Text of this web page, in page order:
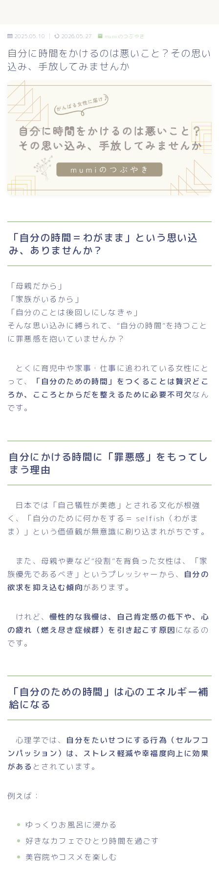
2025.05.10 2026.05.27 mumiのつぶやき
自分に時間をかけるのは悪いこと？その思い
込み、手放してみませんか
「自分の時間＝わがまま」という思い込
み、ありませんか？
「母親だから」
「家族がいるから」
「自分のことは後回しにしなきゃ」
そんな思い込みに縛られて、“自分の時間”を持つこと
に罪悪感を抱いていませんか？
とくに育児中や家事・仕事に追われている女性にと
って、
「自分のための時間」をつくることは贅沢どこ
ろか、こころとからだを整えるために必要不可欠なん
です。
自分にかける時間に「罪悪感」をもってし
まう理由
日本では「自己犠牲が美徳」とされる文化が根強
く、「自分のために何かをする＝ selfish（わがま
ま）」という価値観が無意識に刷り込まれがちです。
また、母親や妻など“役割”を背負った女性は、「家
族優先であるべき」というプレッシャーから、 自分の
欲求を抑え込む傾向があります。
けれど、 慢性的な我慢は、自己肯定感の低下や、心
の疲れ（燃え尽き症候群）を引き起こす原因になるの
です。
「自分のための時間」は心のエネルギー補
給になる
心理学では、 自分をたいせつにする行為（セルフコ
ンパッション）は、ストレス軽減や幸福度向上に効果
がある とされています。
例えば：
ゆっくりお風呂に浸かる
好きなカフェでひとり時間を過ごす
美容院やコスメを楽しむ